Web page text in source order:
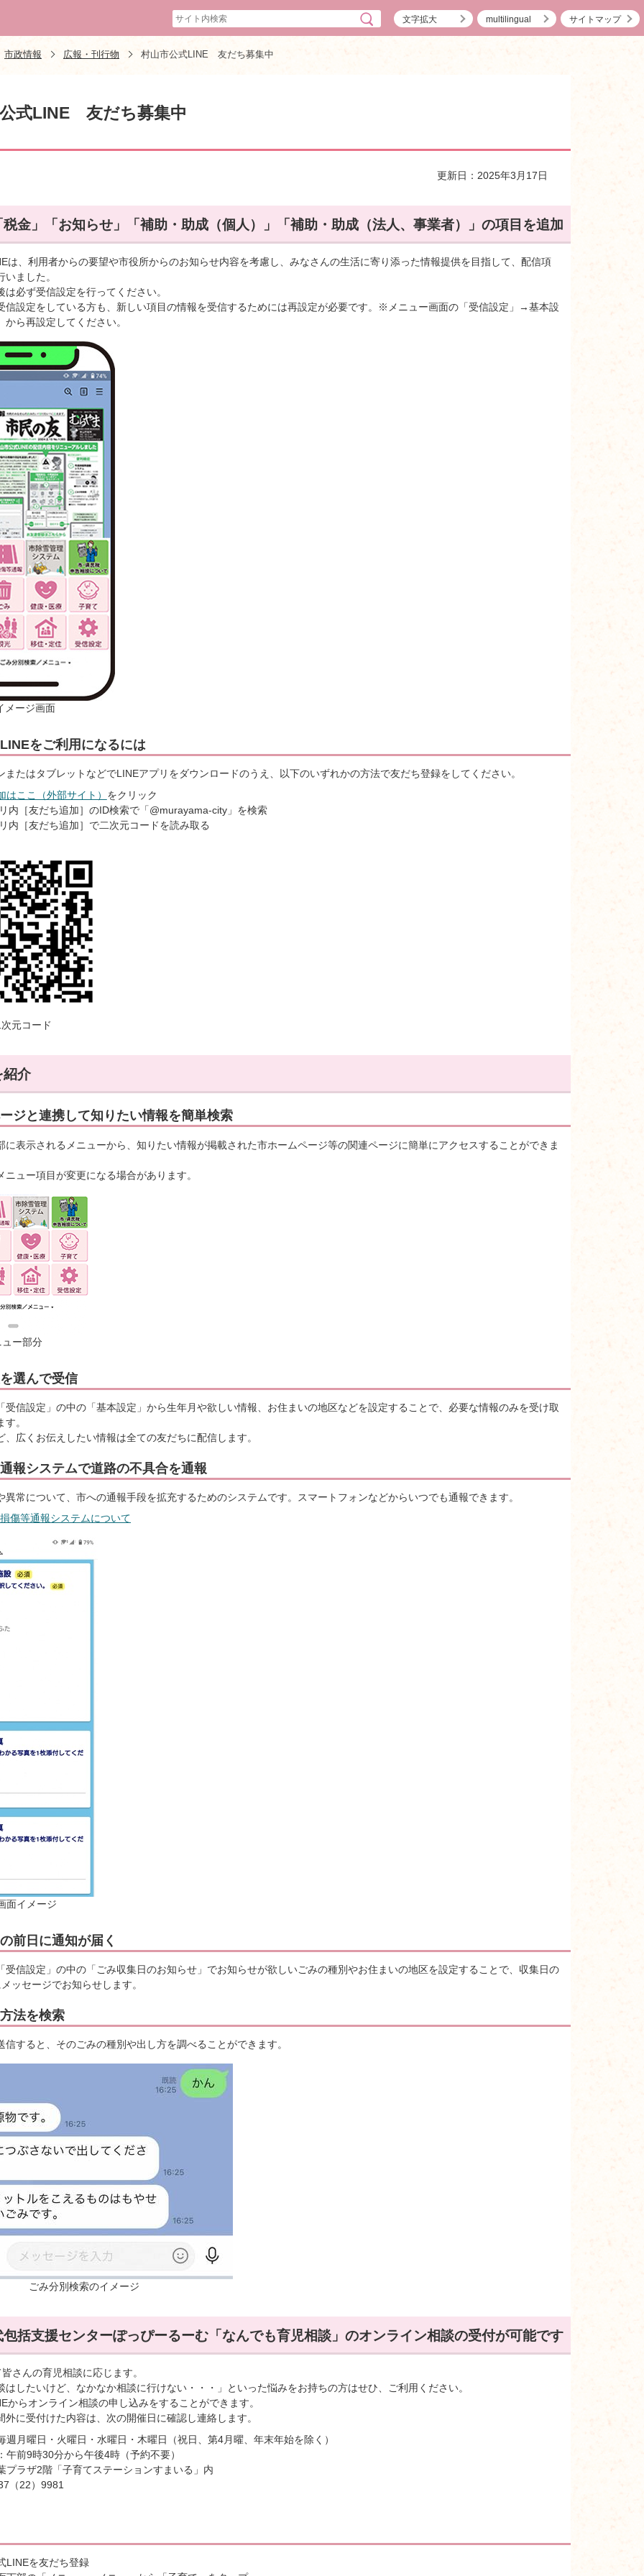
文字拡大 multilingual サイトマップ
市政情報 広報・刊行物 村山市公式LINE 友だち募集中
式LINE 友だち募集中
更新日：2025年3月17日
金」「お知らせ」「補助・助成（個人）」「補助・助成（法人、事業者）」の項目を追加
は、利用者からの要望や市役所からのお知らせ内容を考慮し、みなさんの生活に寄り添った情報提供を目指して、配信項
ました。
は必ず受信設定を行ってください。
信設定をしている方も、新しい項目の情報を受信するためには再設定が必要です。※メニュー画面の「受信設定」→基本設
から再設定してください。
メージ画面
をご利用になるには
またはタブレットなどでLINEアプリをダウンロードのうえ、以下のいずれかの方法で友だち登録をしてください。
はここ（外部サイト） をクリック
内［友だち追加］のID検索で「@murayama-city」を検索
内［友だち追加］で二次元コードを読み取る
元コード
紹介
ジと連携して知りたい情報を簡単検索
に表示されるメニューから、知りたい情報が掲載された市ホームページ等の関連ページに簡単にアクセスすることができま
ュー項目が変更になる場合があります。
ュー部分
選んで受信
受信設定」の中の「基本設定」から生年月や欲しい情報、お住まいの地区などを設定することで、必要な情報のみを受け取
。
広くお伝えしたい情報は全ての友だちに配信します。
報システムで道路の不具合を通報
異常について、市への通報手段を拡充するためのシステムです。スマートフォンなどからいつでも通報できます。
傷等通報システムについて
面イメージ
前日に通知が届く
受信設定」の中の「ごみ収集日のお知らせ」でお知らせが欲しいごみの種別やお住まいの地区を設定することで、収集日の
ッセージでお知らせします。
法を検索
信すると、そのごみの種別や出し方を調べることができます。
ごみ分別検索のイメージ
括支援センターぽっぴーるーむ「なんでも育児相談」のオンライン相談の受付が可能です
さんの育児相談に応じます。
はしたいけど、なかなか相談に行けない・・・」といった悩みをお持ちの方はせひ、ご利用ください。
からオンライン相談の申し込みをすることができます。
に受付けた内容は、次の開催日に確認し連絡します。
週月曜日・火曜日・水曜日・木曜日（祝日、第4月曜、年末年始を除く）
午前9時30分から午後4時（予約不要）
プラザ2階「子育てステーションすまいる」内
（22）9981
LINEを友だち登録